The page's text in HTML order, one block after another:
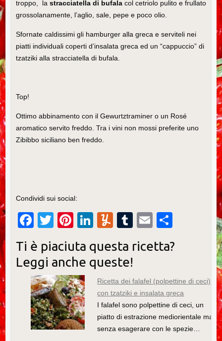
troppo, la stracciatella di bufalacol cetriolo pulito e frullato
grossolanamente, l’aglio, sale, pepe e poco olio.
Sfornate caldissimi gli hamburger alla greca e serviteli nei
piatti individuali coperti d’insalata greca ed un “cappuccio” di
tzatziki alla stracciatella di bufala.
Top!
Ottimo abbinamento con il Gewurtztraminer o un Rosé
aromatico servito freddo. Tra i vini non mossi preferite uno
Zibibbo siciliano ben freddo.
Condividi sui social:
F
a
c
e
b
o
o
k
T
tt
er
Pi
er
e
st
Li
k
e
dI
n
Y
m
m
ly
T
m
r
E
ail n
vi
di
Ti è piaciuta questa ricetta?
Leggi anche queste!
Ricetta dei falafel (polpettine di ceci)
con tzatziki e insalata greca
I falafel sono polpettine di ceci, un
piatto di estrazione mediorientale ma
senza esagerare con le spezie…